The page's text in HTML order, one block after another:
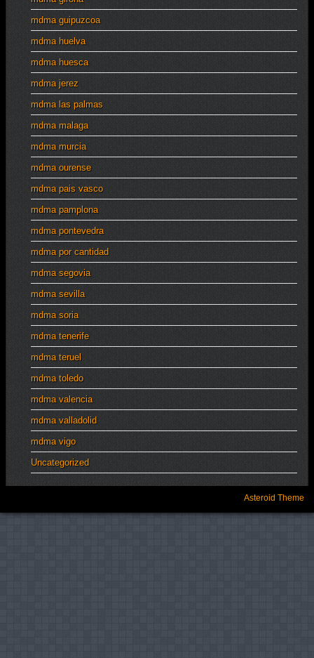
mdma guipuzcoa
mdma huelva
mdma huesca
mdma jerez
mdma las palmas
mdma malaga
mdma murcia
mdma ourense
mdma pais vasco
mdma pamplona
mdma pontevedra
mdma por cantidad
mdma segovia
mdma sevilla
mdma soria
mdma tenerife
mdma teruel
mdma toledo
mdma valencia
mdma valladolid
mdma vigo
Uncategorized
Asteroid Theme